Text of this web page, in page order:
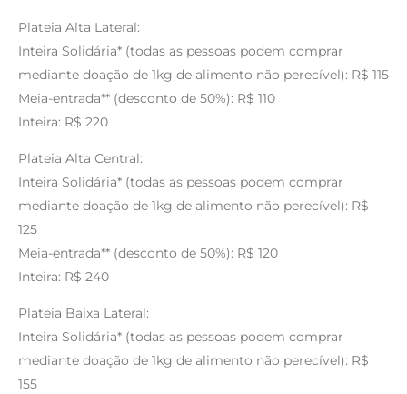
Plateia Alta Lateral:
Inteira Solidária* (todas as pessoas podem comprar
mediante doação de 1kg de alimento não perecível): R$ 115
Meia-entrada** (desconto de 50%): R$ 110
Inteira: R$ 220
Plateia Alta Central:
Inteira Solidária* (todas as pessoas podem comprar
mediante doação de 1kg de alimento não perecível): R$
125
Meia-entrada** (desconto de 50%): R$ 120
Inteira: R$ 240
Plateia Baixa Lateral:
Inteira Solidária* (todas as pessoas podem comprar
mediante doação de 1kg de alimento não perecível): R$
155